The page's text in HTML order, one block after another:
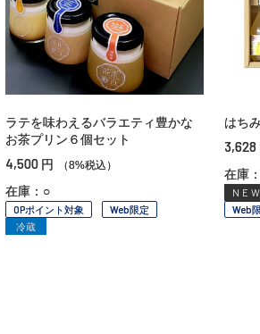
ラテを味わえるバラエティ豊かな
お茶プリン６個セット
4,500 円 （8%税込）
在庫：○
OPポイント対象
Web限定
冷蔵
はち
3,628
在庫
NEW
Web